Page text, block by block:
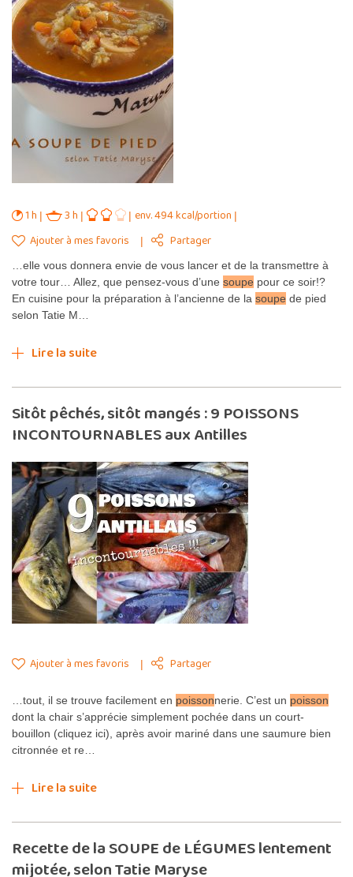
1 h 3 h
env. 494 kcal/portion
Ajouter à mes favoris
Partager
…elle vous donnera envie de vous lancer et de la transmettre à
votre tour… Allez, que pensez-vous d’une soupe pour ce soir!?
En cuisine pour la préparation à l’ancienne de la soupe de pied
selon Tatie M…
Lire la suite
Sitôt pêchés, sitôt mangés : 9 POISSONS
INCONTOURNABLES aux Antilles
Ajouter à mes favoris Partager
…tout, il se trouve facilement en poissonnerie. C’est un poisson
dont la chair s’apprécie simplement pochée dans un court-
bouillon (cliquez ici), après avoir mariné dans une saumure bien
citronnée et re…
Lire la suite
Recette de la SOUPE de LÉGUMES lentement
mijotée, selon Tatie Maryse